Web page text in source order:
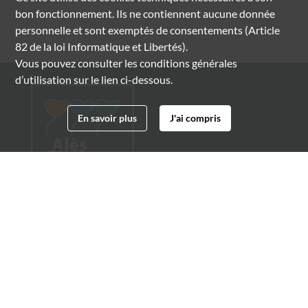
bon fonctionnement. Ils ne contiennent aucune donnée
personnelle et sont exemptés de consentements (Article
82 de la loi Informatique et Libertés).
Vous pouvez consulter les conditions générales
d’utilisation sur le lien ci-dessous.
En savoir plus J'ai compris